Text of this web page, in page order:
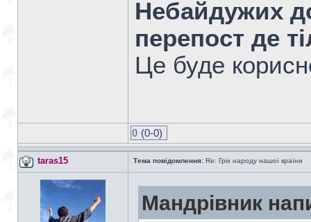
Небайдужих
перепост де
Це буде
0 (0-0)
taras15 Тема повідомлення: Re: Гріх народу нашої країни
Мандрiвник